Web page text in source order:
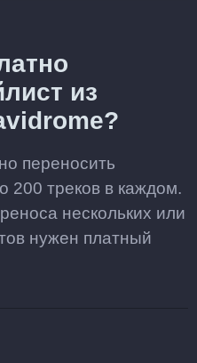
из
переносить
200 треков в каждом.
нескольких или
нужен платный